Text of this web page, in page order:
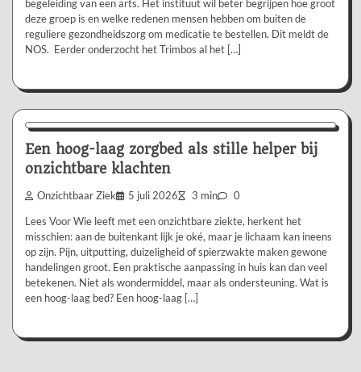
begeleiding van een arts. Het instituut wil beter begrijpen hoe groot
deze groep is en welke redenen mensen hebben om buiten de
reguliere gezondheidszorg om medicatie te bestellen. Dit meldt de
NOS. Eerder onderzocht het Trimbos al het […]
Aanbevolen
Een hoog-laag zorgbed als stille helper bij
onzichtbare klachten
Onzichtbaar Ziek 5 juli 2026 3 min 0
Lees Voor Wie leeft met een onzichtbare ziekte, herkent het
misschien: aan de buitenkant lijk je oké, maar je lichaam kan ineens
op zijn. Pijn, uitputting, duizeligheid of spierzwakte maken gewone
handelingen groot. Een praktische aanpassing in huis kan dan veel
betekenen. Niet als wondermiddel, maar als ondersteuning. Wat is
een hoog-laag bed? Een hoog-laag […]